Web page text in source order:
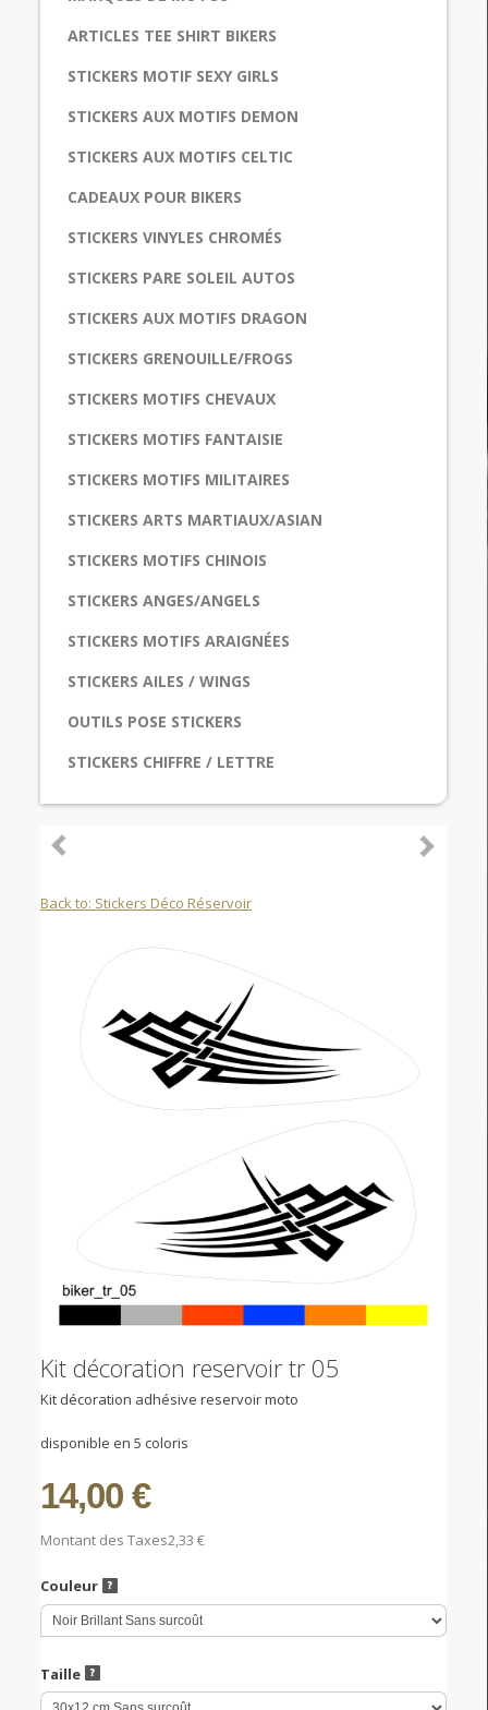
ARTICLES TEE SHIRT BIKERS
STICKERS MOTIF SEXY GIRLS
STICKERS AUX MOTIFS DEMON
STICKERS AUX MOTIFS CELTIC
CADEAUX POUR BIKERS
STICKERS VINYLES CHROMÉS
STICKERS PARE SOLEIL AUTOS
STICKERS AUX MOTIFS DRAGON
STICKERS GRENOUILLE/FROGS
STICKERS MOTIFS CHEVAUX
STICKERS MOTIFS FANTAISIE
STICKERS MOTIFS MILITAIRES
STICKERS ARTS MARTIAUX/ASIAN
STICKERS MOTIFS CHINOIS
STICKERS ANGES/ANGELS
STICKERS MOTIFS ARAIGNÉES
STICKERS AILES / WINGS
OUTILS POSE STICKERS
STICKERS CHIFFRE / LETTRE
Back to: Stickers Déco Réservoir
Kit décoration reservoir tr 05
Kit décoration adhésive reservoir moto
disponible en 5 coloris
14,00 €
Montant des Taxes2,33 €
Couleur
Taille